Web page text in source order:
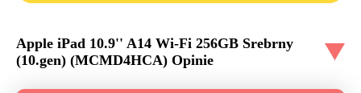
Apple iPad 10.9'' A14 Wi-Fi 256GB Srebrny
(10.gen) (MCMD4HCA) Opinie